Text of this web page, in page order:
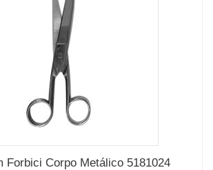
Forbici Corpo Metálico 5181024